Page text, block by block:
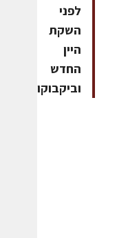
לפני
השקת
היין
החדש
וביקבוקו